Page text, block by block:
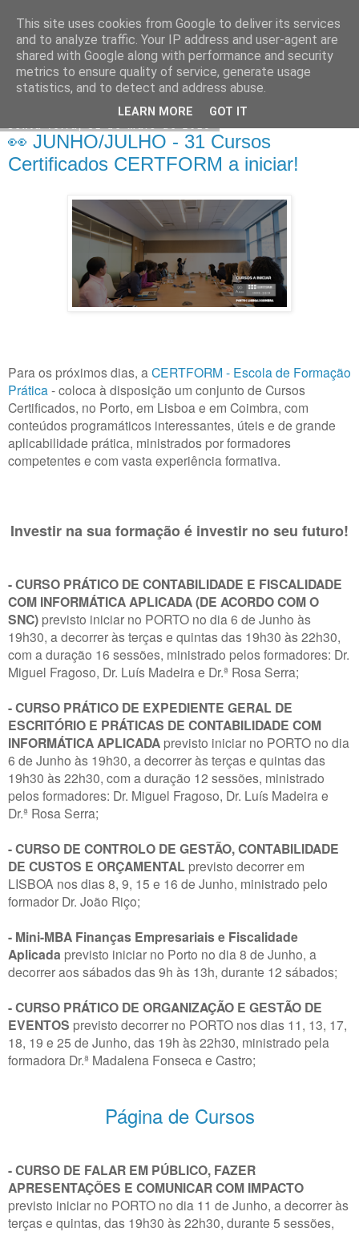
CERTFORM
👀 JUNHO/JULHO - 31 Cursos
Certificados CERTFORM a iniciar!
Para os próximos dias, a CERTFORM - Escola de Formação
Prática- coloca à disposição um conjunto de Cursos
Certificados, no Porto, em Lisboa e em Coimbra, com
conteúdos programáticos interessantes, úteis e de grande
aplicabilidade prática, ministrados por formadores
competentes e com vasta experiência formativa.
Investir na sua formação é investir no seu futuro!
- CURSO PRÁTICO DE CONTABILIDADE E FISCALIDADE
COM INFORMÁTICA APLICADA (DE ACORDO COM O
SNC) previsto iniciar no PORTO no dia 6 de Junho às
19h30, a decorrer às terças e quintas das 19h30 às 22h30,
com a duração 16 sessões, ministrado pelos formadores: Dr.
Miguel Fragoso, Dr. Luís Madeira e Dr.ª Rosa Serra;
- CURSO PRÁTICO DE EXPEDIENTE GERAL DE
ESCRITÓRIO E PRÁTICAS DE CONTABILIDADE COM
INFORMÁTICA APLICADA previsto iniciar no PORTO no dia
6 de Junho às 19h30, a decorrer às terças e quintas das
19h30 às 22h30, com a duração 12 sessões, ministrado
pelos formadores: Dr. Miguel Fragoso, Dr. Luís Madeira e
Dr.ª Rosa Serra;
- CURSO DE CONTROLO DE GESTÃO, CONTABILIDADE
DE CUSTOS E ORÇAMENTAL previsto decorrer em
LISBOA nos dias 8, 9, 15 e 16 de Junho, ministrado pelo
formador Dr. João Riço;
- Mini-MBA Finanças Empresariais e Fiscalidade
Aplicada previsto iniciar no Porto no dia 8 de Junho, a
decorrer aos sábados das 9h às 13h, durante 12 sábados;
- CURSO PRÁTICO DE ORGANIZAÇÃO E GESTÃO DE
EVENTOS previsto decorrer no PORTO nos dias 11, 13, 17,
18, 19 e 25 de Junho, das 19h às 22h30, ministrado pela
formadora Dr.ª Madalena Fonseca e Castro;
Página de Cursos
- CURSO DE FALAR EM PÚBLICO, FAZER
APRESENTAÇÕES E COMUNICAR COM IMPACTO
previsto iniciar no PORTO no dia 11 de Junho, a decorrer às
terças e quintas, das 19h30 às 22h30, durante 5 sessões,
This site uses cookies from Google to deliver its services
and to analyze traffic. Your IP address and user-agent are
shared with Google along with performance and security
metrics to ensure quality of service, generate usage
statistics, and to detect and address abuse.
LEARN MORE GOT IT